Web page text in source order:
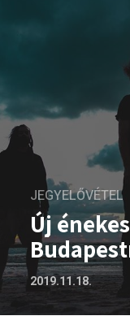
JEGYELŐVÉTEL
Új
2019.11.18.